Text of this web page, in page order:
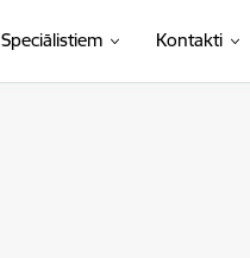
Speciālistiem Kontakti